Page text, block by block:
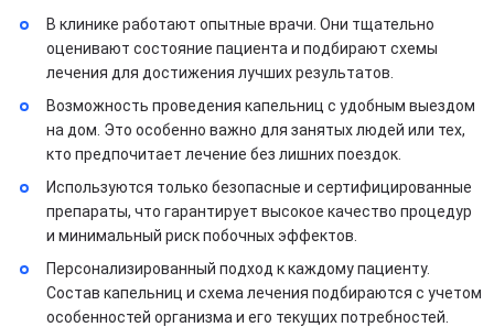
В клинике работают опытные врачи. Они тщательно
оценивают состояние пациента и подбирают схемы
лечения для достижения лучших результатов.
Возможность проведения капельниц с удобным выездом
на дом. Это особенно важно для занятых людей или тех,
кто предпочитает лечение без лишних поездок.
Используются только безопасные и сертифицированные
препараты, что гарантирует высокое качество процедур
и минимальный риск побочных эффектов.
Персонализированный подход к каждому пациенту.
Состав капельниц и схема лечения подбираются с учетом
особенностей организма и его текущих потребностей.